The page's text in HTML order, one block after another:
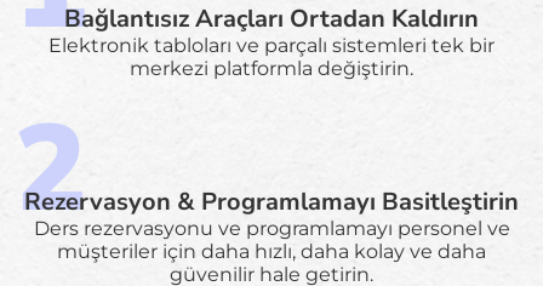
Bağlantısız Araçları Ortadan Kaldırın
Elektronik tabloları ve parçalı sistemleri tek bir
merkezi platformla değiştirin.
Rezervasyon & Programlamayı Basitleştirin
Ders rezervasyonu ve programlamayı personel ve
müşteriler için daha hızlı, daha kolay ve daha
güvenilir hale getirin.